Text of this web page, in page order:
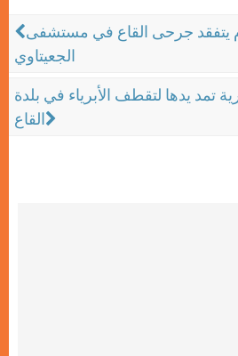
يتفقد جرحى القاع في مستشفى
الجعيتاوي
تمد يدها لتقطف الأبرياء في بلدة
القاع